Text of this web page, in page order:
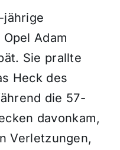
jährige
Adam
Sie prallte
Heck des
die 57-
davonkam,
Verletzungen,